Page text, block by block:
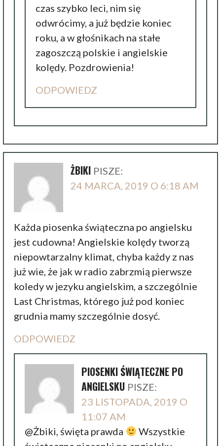
czas szybko leci, nim się
odwrócimy, a już będzie koniec
roku, a w głośnikach na stałe
zagoszczą polskie i angielskie
kolędy. Pozdrowienia!
ODPOWIEDZ
ŻBIKI PISZE:
24 MARCA, 2019 O 6:18 AM
Każda piosenka świąteczna po angielsku
jest cudowna! Angielskie kolędy tworzą
niepowtarzalny klimat, chyba każdy z nas
już wie, że jak w radio zabrzmią pierwsze
koledy w jezyku angielskim, a szczególnie
Last Christmas, którego już pod koniec
grudnia mamy szczególnie dosyć.
ODPOWIEDZ
PIOSENKI ŚWIĄTECZNE PO
ANGIELSKU PISZE:
23 LISTOPADA, 2019 O
11:07 AM
@Żbiki, święta prawda
Wszystkie